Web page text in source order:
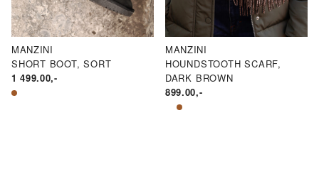
MANZINI
SHORT BOOT, SORT
1 499.00,-
MANZINI
HOUNDSTOOTH SCARF,
DARK BROWN
899.00,-